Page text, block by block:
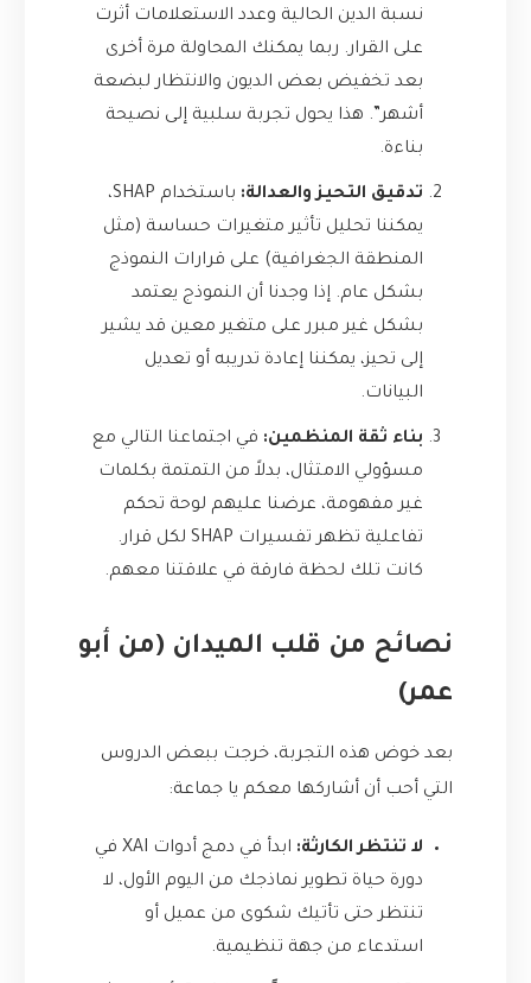
نسبة الدين الحالية وعدد الاستعلامات أثرت
على القرار. ربما يمكنك المحاولة مرة أخرى
بعد تخفيض بعض الديون والانتظار لبضعة
أشهر”. هذا يحول تجربة سلبية إلى نصيحة
بناءة.
تدقيق التحيز والعدالة:
باستخدام SHAP،
يمكننا تحليل تأثير متغيرات حساسة (مثل
المنطقة الجغرافية) على قرارات النموذج
بشكل عام. إذا وجدنا أن النموذج يعتمد
بشكل غير مبرر على متغير معين قد يشير
إلى تحيز، يمكننا إعادة تدريبه أو تعديل
البيانات.
بناء ثقة المنظمين: في اجتماعنا التالي مع
مسؤولي الامتثال، بدلاً من التمتمة بكلمات
غير مفهومة، عرضنا عليهم لوحة تحكم
تفاعلية تظهر تفسيرات SHAP لكل قرار.
كانت تلك لحظة فارقة في علاقتنا معهم.
نصائح من قلب الميدان (من أبو
عمر)
بعد خوض هذه التجربة، خرجت ببعض الدروس
التي أحب أن أشاركها معكم يا جماعة:
لا تنتظر الكارثة:
ابدأ في دمج أدوات XAI في
دورة حياة تطوير نماذجك من اليوم الأول، لا
تنتظر حتى تأتيك شكوى من عميل أو
استدعاء من جهة تنظيمية.